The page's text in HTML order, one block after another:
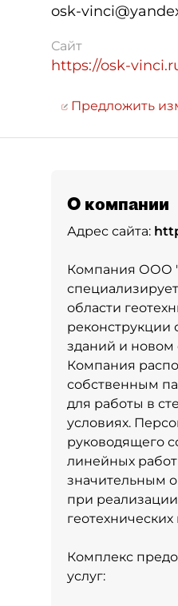
osk-
Сайт
https://osk-
Предложить
О компании
Адрес сайта:
Компания ООО
области
зданий и новом
Компания
собственным
для работы в
условиях.
руководящего
линейных
значительным
при
геотехнических
Комплекс
услуг: